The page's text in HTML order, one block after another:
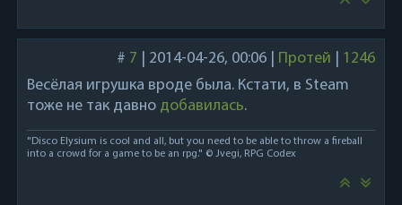
# 7 2014-04-26, 00:06 Протей
1246
Весёлая игрушка вроде была. Кстати, в Steam
тоже не так давно добавилась.
"Disco Elysium is cool and all, but you need to be able to throw a fireball
into a crowd for a game to be an rpg." © Jvegi, RPG Codex